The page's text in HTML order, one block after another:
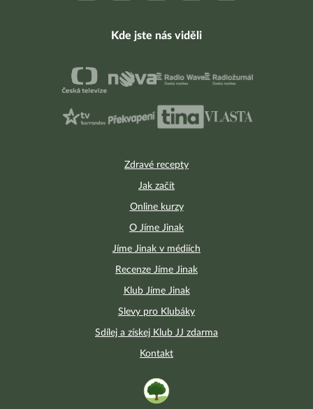
Zdravé recepty
Jak začít
Online kurzy
O Jíme Jinak
Jíme Jinak v médiích
Recenze Jíme Jinak
Klub Jíme Jinak
Slevy pro Klubáky
Sdílej a získej Klub JJ zdarma
Kontakt
Kde jste nás viděli